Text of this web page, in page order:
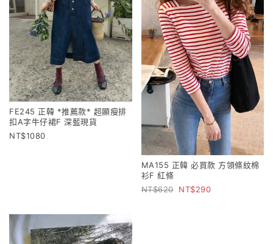
FE245 正韓 *推薦款* 超顯瘦排
扣A字牛仔裙F 深藍現貨
1080
MA155 正韓 必買款 方領條紋棉
衫F 紅條
620
290